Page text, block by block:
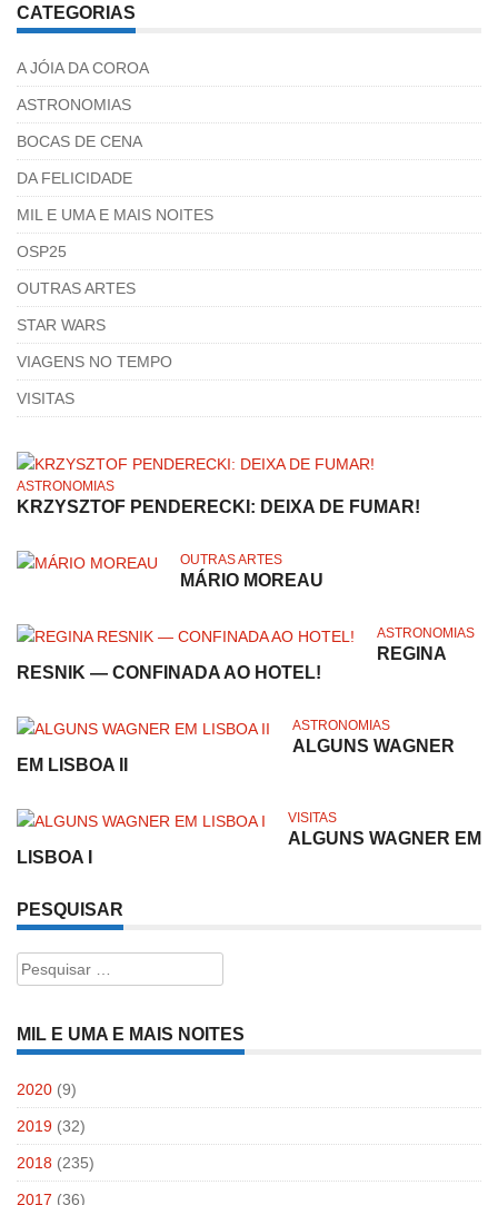
CATEGORIAS
A JÓIA DA COROA
ASTRONOMIAS
BOCAS DE CENA
DA FELICIDADE
MIL E UMA E MAIS NOITES
OSP25
OUTRAS ARTES
STAR WARS
VIAGENS NO TEMPO
VISITAS
ASTRONOMIAS
KRZYSZTOF PENDERECKI: DEIXA DE FUMAR!
OUTRAS ARTES
MÁRIO MOREAU
ASTRONOMIAS
REGINA
RESNIK — CONFINADA AO HOTEL!
ASTRONOMIAS
ALGUNS WAGNER
EM LISBOA II
VISITAS
ALGUNS WAGNER EM
LISBOA I
PESQUISAR
Pesquisar
por:
MIL E UMA E MAIS NOITES
2020 (9)
2019 (32)
2018 (235)
2017 (36)